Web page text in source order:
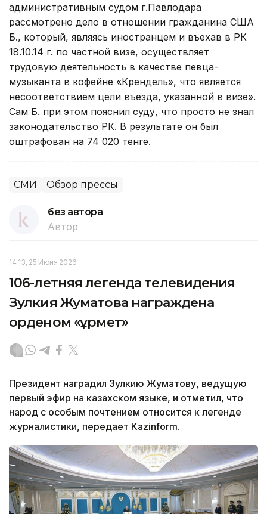
административным судом г.Павлодара
рассмотрено дело в отношении гражданина США
Б., который, являясь иностранцем и въехав в РК
18.10.14 г. по частной визе, осуществляет
трудовую деятельность в качестве певца-
музыканта в кофейне «Крендель», что является
несоответствием цели въезда, указанной в визе».
Сам Б. при этом пояснил суду, что просто не знал
законодательство РК. В результате он был
оштрафован на 74 020 тенге.
СМИ Обзор прессы
без автора
Автор
14:13, 25 Июня 2026
106-летняя легенда телевидения
Зулкия Жуматова награждена
орденом «Құрмет»
Президент наградил Зулкию Жуматову, ведущую
первый эфир на казахском языке, и отметил, что
народ с особым почтением относится к легенде
журналистики, передает Kazinform.